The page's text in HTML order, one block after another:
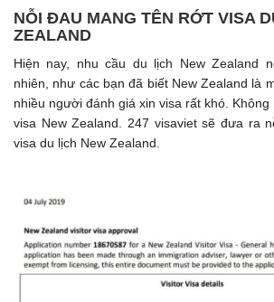
NỖI ĐAU MANG TÊN RỚT VISA
ZEALAND
Hiện nay, nhu cầu du lịch New Zealand
nhiên, như các bạn đã biết New Zealand là
nhiều người đánh giá xin visa rất khó.
visa New Zealand. 247 visaviet sẽ đưa ra
visa du lịch New Zealand.